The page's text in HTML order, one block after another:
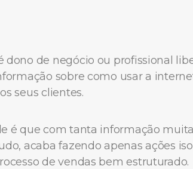
dono de negócio ou profissional
sobre como usar a
seus clientes.
é que com tanta informação
acaba fazendo apenas ações
de vendas bem estruturado.